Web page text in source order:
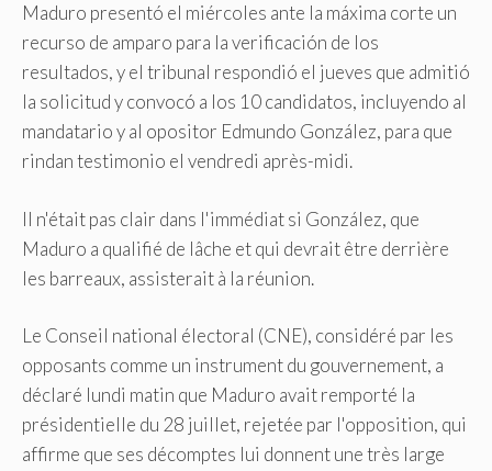
Maduro presentó el miércoles ante la máxima corte un
recurso de amparo para la verificación de los
resultados, y el tribunal respondió el jueves que admitió
la solicitud y convocó a los 10 candidatos, incluyendo al
mandatario y al opositor Edmundo González, para que
rindan testimonio el vendredi après-midi.
Il n'était pas clair dans l'immédiat si González, que
Maduro a qualifié de lâche et qui devrait être derrière
les barreaux, assisterait à la réunion.
Le Conseil national électoral (CNE), considéré par les
opposants comme un instrument du gouvernement, a
déclaré lundi matin que Maduro avait remporté la
présidentielle du 28 juillet, rejetée par l'opposition, qui
affirme que ses décomptes lui donnent une très large